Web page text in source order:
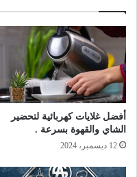
أفضل غلايات كهربائية لتحضير
الشاي والقهوة بسرعة .
12 ديسمبر، 2024